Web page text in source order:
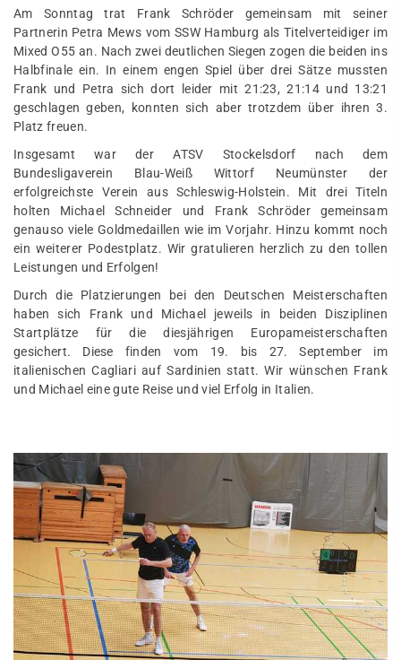
Am Sonntag trat Frank Schröder gemeinsam mit seiner
Partnerin Petra Mews vom SSW Hamburg als Titelverteidiger im
Mixed O55 an. Nach zwei deutlichen Siegen zogen die beiden ins
Halbfinale ein. In einem engen Spiel über drei Sätze mussten
Frank und Petra sich dort leider mit 21:23, 21:14 und 13:21
geschlagen geben, konnten sich aber trotzdem über ihren 3.
Platz freuen.
Insgesamt war der ATSV Stockelsdorf nach dem
Bundesligaverein Blau-Weiß Wittorf Neumünster der
erfolgreichste Verein aus Schleswig-Holstein. Mit drei Titeln
holten Michael Schneider und Frank Schröder gemeinsam
genauso viele Goldmedaillen wie im Vorjahr. Hinzu kommt noch
ein weiterer Podestplatz. Wir gratulieren herzlich zu den tollen
Leistungen und Erfolgen!
Durch die Platzierungen bei den Deutschen Meisterschaften
haben sich Frank und Michael jeweils in beiden Disziplinen
Startplätze für die diesjährigen Europameisterschaften
gesichert. Diese finden vom 19. bis 27. September im
italienischen Cagliari auf Sardinien statt. Wir wünschen Frank
und Michael eine gute Reise und viel Erfolg in Italien.